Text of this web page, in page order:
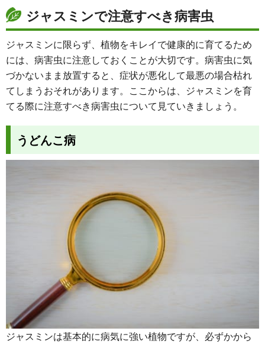
ジャスミンで注意すべき病害虫
ジャスミンに限らず、植物をキレイで健康的に育てるため
には、病害虫に注意しておくことが大切です。病害虫に気
づかないまま放置すると、症状が悪化して最悪の場合枯れ
てしまうおそれがあります。ここからは、ジャスミンを育
てる際に注意すべき病害虫について見ていきましょう。
うどんこ病
ジャスミンは基本的に病気に強い植物ですが、必ずかから